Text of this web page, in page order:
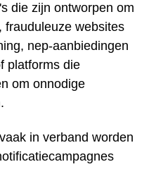
die zijn ontworpen om
frauduleuze websites
nep-aanbiedingen
platforms die
om onnodige
in verband worden